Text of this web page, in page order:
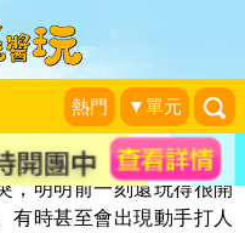
熱門 ▼單元
是壞孩子嗎？
，明明前一刻還玩得很開
有時甚至會出現動手打人